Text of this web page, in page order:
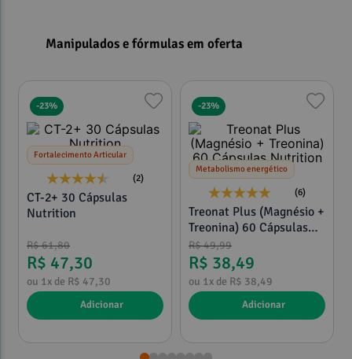
Manipulados e fórmulas em oferta
-23%
Fortalecimento Articular
(2)
CT-2+ 30 Cápsulas
Nutrition
R$61,80
R$ 47,30
ou 1x de R$ 47,30
Adicionar
-23%
Metabolismo energético
(6)
Treonat Plus (Magnésio +
Treonina) 60 Cápsulas
Nutrition
R$49,99
R$ 38,49
ou 1x de R$ 38,49
Adicionar